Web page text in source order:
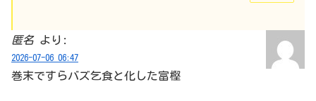
匿名 より:
2026-07-06 06:47
巻末ですらバズ乞食と化した富樫